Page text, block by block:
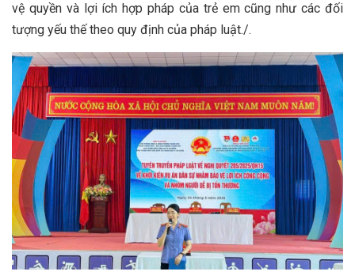
vệ quyền và lợi ích hợp pháp của trẻ em cũng như các đối
tượng yếu thế theo quy định của pháp luật./.